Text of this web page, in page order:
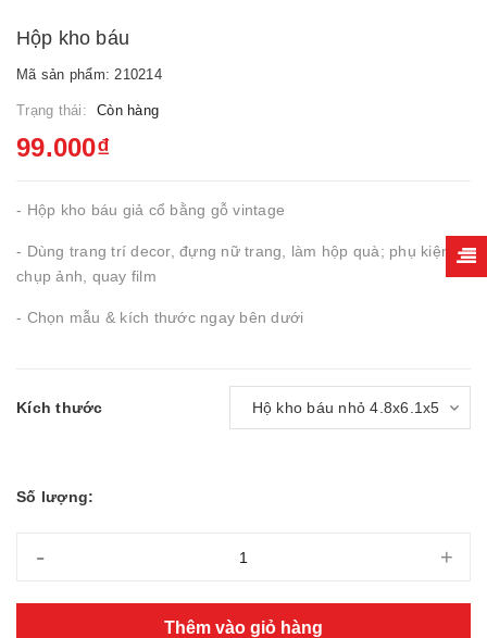
Hộp kho báu
Mã sản phẩm: 210214
Trạng thái: Còn hàng
99.000₫
- Hộp kho báu giả cổ bằng gỗ vintage
- Dùng trang trí decor, đựng nữ trang, làm hộp quà; phụ kiện
chụp ảnh, quay film
- Chọn mẫu & kích thước ngay bên dưới
Kích thước
Số lượng:
- +
Thêm vào giỏ hàng